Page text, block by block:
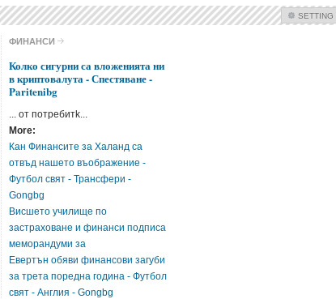
SETTING
ФИНАНСИ
Колко сигурни са вложенията ни
в криптовалута - Спестяване -
Paritenibg
... от потребитk...
More:
Кан Финансите за Халанд са
отвъд нашето въображение -
Футбол свят - Трансфери -
Gongbg
Висшето училище по
застраховане и финанси подписа
меморандуми за
Евертън обяви финансови загуби
за трета поредна година - Футбол
свят - Англия - Gongbg